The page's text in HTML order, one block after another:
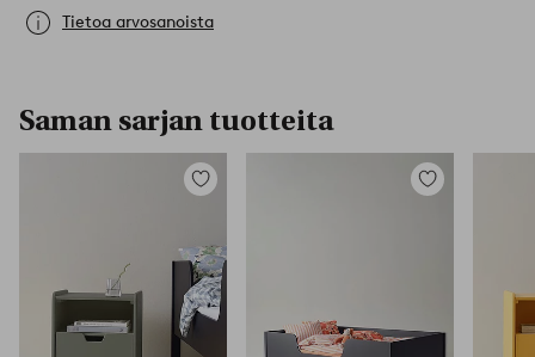
Tietoa arvosanoista
Saman sarjan tuotteita
Lisää
Lisää